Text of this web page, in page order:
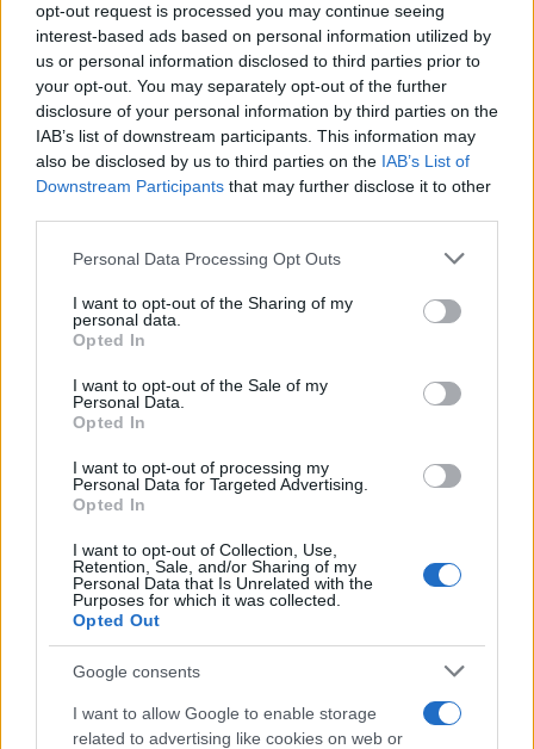
opt-out request is processed you may continue seeing
interest-based ads based on personal information utilized by
us or personal information disclosed to third parties prior to
your opt-out. You may separately opt-out of the further
disclosure of your personal information by third parties on the
IAB’s list of downstream participants. This information may
also be disclosed by us to third parties on the IAB’s List of
Downstream Participants that may further disclose it to other
Please note that this website/app uses one or more Google
not limited to your visit or usage behaviour. You may click to
grant or deny consent to Google and its third-party tags to
use your data for below specified purposes in below Google
consent section.
Personal Data Processing Opt Outs
I want to opt-out of the Sharing of my
personal data.
Opted In
I want to opt-out of the Sale of my
Personal Data.
Opted In
I want to opt-out of processing my
Personal Data for Targeted Advertising.
Opted In
I want to opt-out of Collection, Use,
Retention, Sale, and/or Sharing of my
Personal Data that Is Unrelated with the
Purposes for which it was collected.
Opted Out
Google consents
I want to allow Google to enable storage
related to advertising like cookies on web or
un centro storico unico. A pochi passi dalla costa,
puoi esplorare la Chiesa della Santissima
Annunziata e goderti la natura nei laghi circostanti.
E per chiudere in bellezza, non perdere Ponza, la
perla delle isole pontine. Qui, le case-grotte e la
Torre Borbonica raccontano storie antiche, mentre
le acque cristalline invitano a nuotare e a esplorare.
Ti sei mai chiesto quali meraviglie ti attendono in
AUTORE
AiAdhubMedia